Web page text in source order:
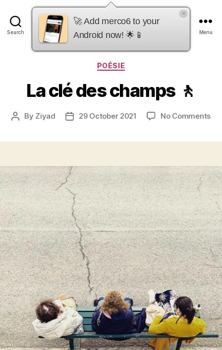
Search
merco6
Menu
Categories
POÉSIE
La clé des champs 🚶
Post
By Ziyad
Post29 October 2021 No Commentson
🚶
🚀 Add merco6 to your
Android now! 🌟📱
×